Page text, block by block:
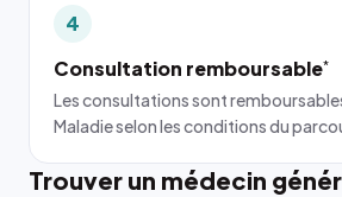
4
Consultation remboursable*
Les consultations sont
Maladie selon les conditions du
Trouver un médecin